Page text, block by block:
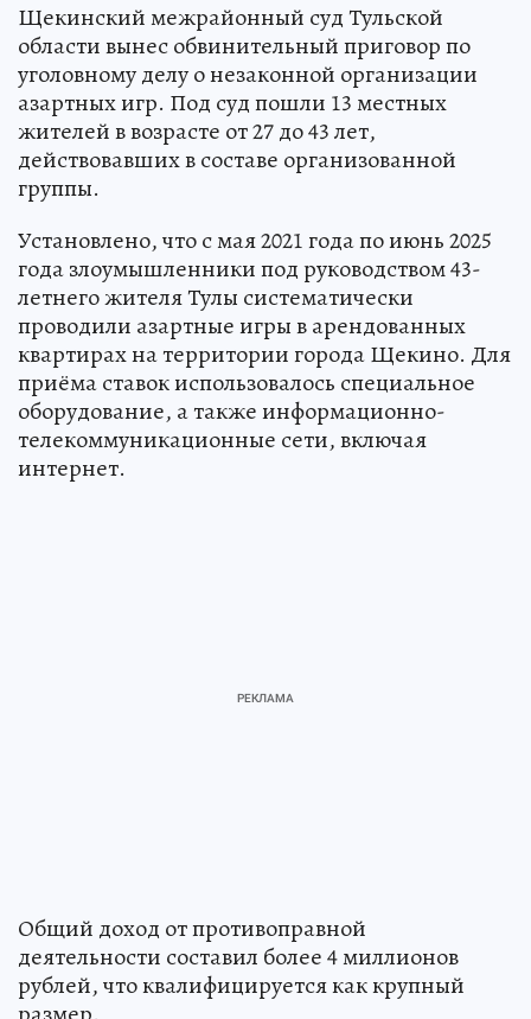
Щекинский межрайонный суд Тульской
области вынес обвинительный приговор по
уголовному делу о незаконной организации
азартных игр. Под суд пошли 13 местных
жителей в возрасте от 27 до 43 лет,
действовавших в составе организованной
группы.
Установлено, что с мая 2021 года по июнь 2025
года злоумышленники под руководством 43-
летнего жителя Тулы систематически
проводили азартные игры в арендованных
квартирах на территории города Щекино. Для
приёма ставок использовалось специальное
оборудование, а также информационно-
телекоммуникационные сети, включая
интернет.
Общий доход от противоправной
деятельности составил более 4 миллионов
рублей, что квалифицируется как крупный